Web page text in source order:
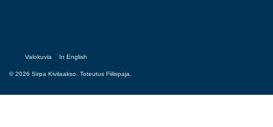
Valokuvia In English
© 2026 Sirpa Kivilaakso. Toteutus Fiilispaja.